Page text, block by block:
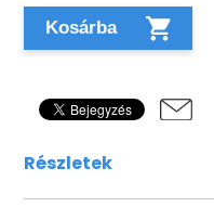
Kosárba
Részletek